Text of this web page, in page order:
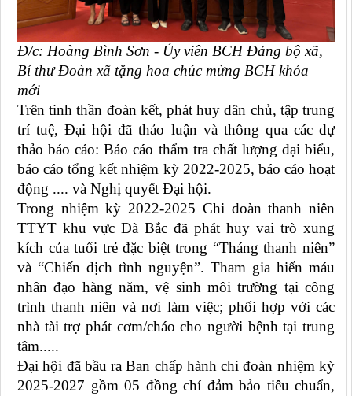
Đ/c: Hoàng Bình Sơn - Ủy viên BCH Đảng bộ xã,
Bí thư Đoàn xã tặng hoa chúc mừng BCHkhóa
mới
Trên tinh thần đoàn kết, phát huy dân chủ, tập trung
trí tuệ, Đại hội đã thảo luận và thông qua các dự
thảo báo cáo: Báo cáo thẩm tra chất lượng đại biểu,
báo cáo tổng kết nhiệm kỳ 2022-2025, báo cáo hoạt
động .... và Nghị quyết Đại hội.
Trong nhiệm kỳ 2022-2025 Chi đoàn thanh niên
TTYT khu vực Đà Bắc đã phát huy vai trò xung
kích của tuổi trẻ đặc biệt trong “Tháng thanh niên”
và “Chiến dịch tình nguyện”. Tham gia hiến máu
nhân đạo hàng năm, vệ sinh môi trường tại công
trình thanh niên và nơi làm việc; phối hợp với các
nhà tài trợ phát cơm/cháo cho người bệnh tại trung
tâm.....
Đại hội đã bầura Ban chấp hành chi đoàn nhiệm kỳ
2025-2027 gồm 05 đồng chí đảm bảo tiêu chuẩn,